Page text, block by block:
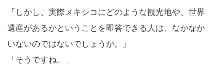
「しかし、実際メキシコにどのような観光地や、世界
遺産があるかということを即答できる人は、なかなか
いないのではないでしょうか。」
「そうですね。」